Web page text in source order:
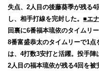
失点、2人目の後藤葵季が残る
し、相手打線を完封した。■エ
回裏に6番福本琉依のタイムリ
8番富盛恭太のタイムリーで1
は、4打数3安打と活躍。投手陣
2人目の福本琉依が残る4回を被